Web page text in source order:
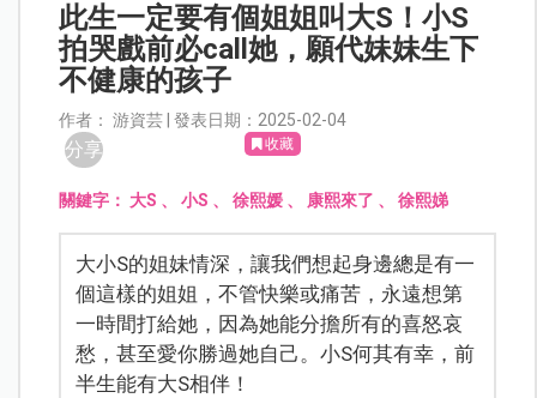
此生一定要有個姐姐叫大S！小S
拍哭戲前必call她，願代妹妹生下
不健康的孩子
作者： 游資芸 | 發表日期：2025-02-04
分享 收藏
關鍵字： 大S 、小S 、徐熙媛 、 康熙來了 、徐熙娣
大小S的姐妹情深，讓我們想起身邊總是有一
個這樣的姐姐，不管快樂或痛苦，永遠想第
一時間打給她，因為她能分擔所有的喜怒哀
愁，甚至愛你勝過她自己。小S何其有幸，前
半生能有大S相伴！